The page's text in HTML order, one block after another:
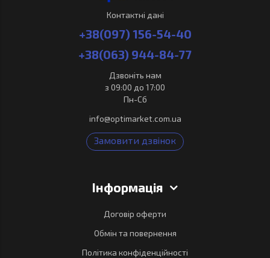
Контактні дані
+38(097) 156-54-40
+38(063) 944-84-77
Дзвоніть нам
з 09:00 до 17:00
Пн-Сб
info@optimarket.com.ua
Замовити дзвінок
Інформація
Договір оферти
Обмін та повернення
Політика конфіденційності